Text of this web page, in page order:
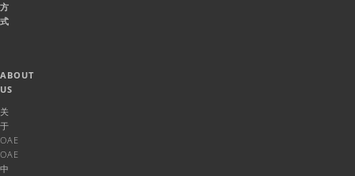
方
式
ABOUT
US
关
于
OAE
OAE
中